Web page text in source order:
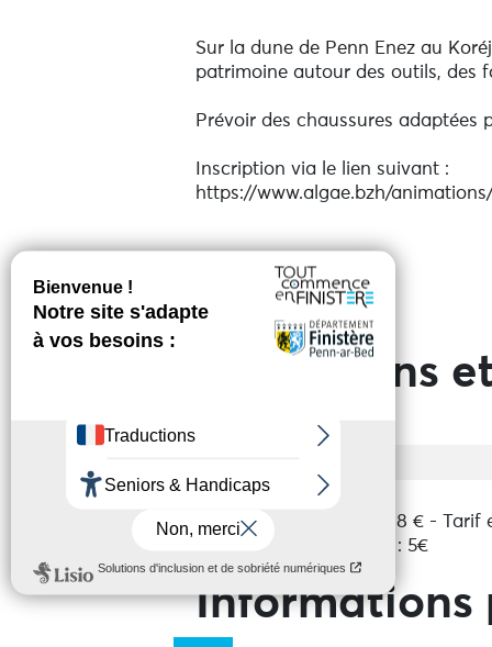
Sur la dune de Penn Enez au
patrimoine autour des outils, des
Prévoir des chaussures adaptées
Inscription via le lien suivant :
https://www.algae.bzh/
Réserver en ligne
Prestations
Tarif de
base
De 5€ à 8€
Plein tarif : 8 € - Tarif
Tarif réduit : 5€
Informations